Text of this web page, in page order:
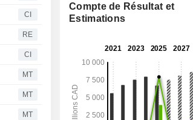
CI
RE
CI
MT
MT
MT
Compte de Résultat et
Estimations